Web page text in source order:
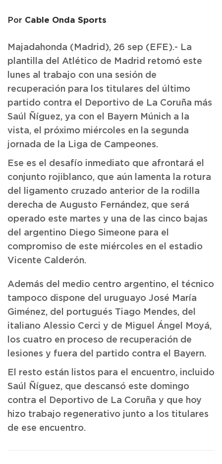
Por Cable Onda Sports
Majadahonda (Madrid), 26 sep (EFE).- La
plantilla del Atlético de Madrid retomó este
lunes al trabajo con una sesión de
recuperación para los titulares del último
partido contra el Deportivo de La Coruña más
Saúl Ñíguez, ya con el Bayern Múnich a la
vista, el próximo miércoles en la segunda
jornada de la Liga de Campeones.
Ese es el desafío inmediato que afrontará el
conjunto rojiblanco, que aún lamenta la rotura
del ligamento cruzado anterior de la rodilla
derecha de Augusto Fernández, que será
operado este martes y una de las cinco bajas
del argentino Diego Simeone para el
compromiso de este miércoles en el estadio
Vicente Calderón.
Además del medio centro argentino, el técnico
tampoco dispone del uruguayo José María
Giménez, del portugués Tiago Mendes, del
italiano Alessio Cerci y de Miguel Ángel Moyá,
los cuatro en proceso de recuperación de
lesiones y fuera del partido contra el Bayern.
El resto están listos para el encuentro, incluido
Saúl Ñíguez, que descansó este domingo
contra el Deportivo de La Coruña y que hoy
hizo trabajo regenerativo junto a los titulares
de ese encuentro.